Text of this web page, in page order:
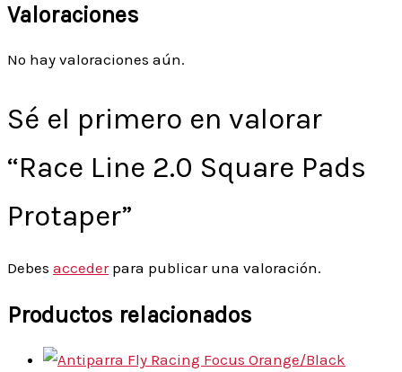
Valoraciones
No hay valoraciones aún.
Sé el primero en valorar
“Race Line 2.0 Square Pads
Protaper”
Debes accederpara publicar una valoración.
Productos relacionados